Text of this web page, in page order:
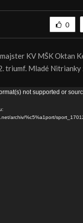
0
KV MŠK Oktan
triumf. Mladé
not supported or
archiv/%c5%a1port/